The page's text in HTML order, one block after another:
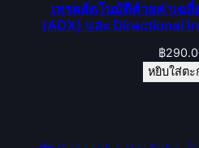
เทรดอัตโนมัติด้วยค่าเฉ
(ADX) และ Directional
฿
หยิบใส่ตะ